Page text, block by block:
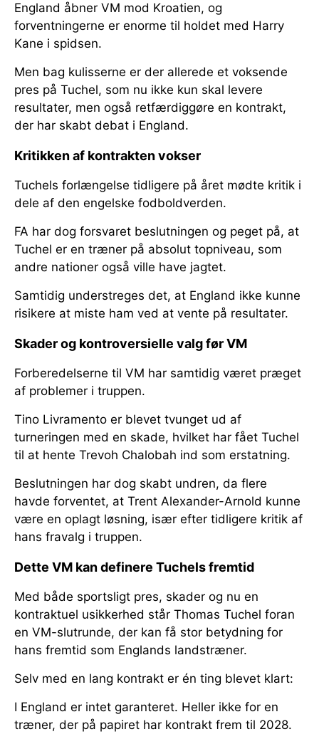
England åbner VM mod Kroatien, og
forventningerne er enorme til holdet med Harry
Kane i spidsen.
Men bag kulisserne er der allerede et voksende
pres på Tuchel, som nu ikke kun skal levere
resultater, men også retfærdiggøre en kontrakt,
der har skabt debat i England.
Kritikken af kontrakten vokser
Tuchels forlængelse tidligere på året mødte kritik i
dele af den engelske fodboldverden.
FA har dog forsvaret beslutningen og peget på, at
Tuchel er en træner på absolut topniveau, som
andre nationer også ville have jagtet.
Samtidig understreges det, at England ikke kunne
risikere at miste ham ved at vente på resultater.
Skader og kontroversielle valg før VM
Forberedelserne til VM har samtidig været præget
af problemer i truppen.
Tino Livramento er blevet tvunget ud af
turneringen med en skade, hvilket har fået Tuchel
til at hente Trevoh Chalobah ind som erstatning.
Beslutningen har dog skabt undren, da flere
havde forventet, at Trent Alexander-Arnold kunne
være en oplagt løsning, især efter tidligere kritik af
hans fravalg i truppen.
Dette VM kan definere Tuchels fremtid
Med både sportsligt pres, skader og nu en
kontraktuel usikkerhed står Thomas Tuchel foran
en VM-slutrunde, der kan få stor betydning for
hans fremtid som Englands landstræner.
Selv med en lang kontrakt er én ting blevet klart:
I England er intet garanteret. Heller ikke for en
træner, der på papiret har kontrakt frem til 2028.